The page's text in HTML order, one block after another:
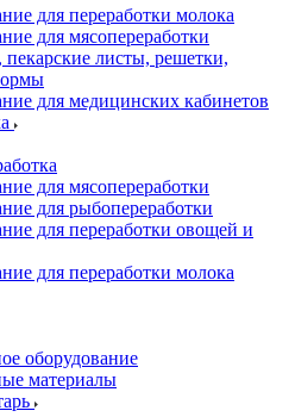
для переработки молока
для мясопереработки
листы, решетки,
для медицинских кабинетов
для мясопереработки
для рыбопереработки
для переработки овощей и
для переработки молока
оборудование
материалы